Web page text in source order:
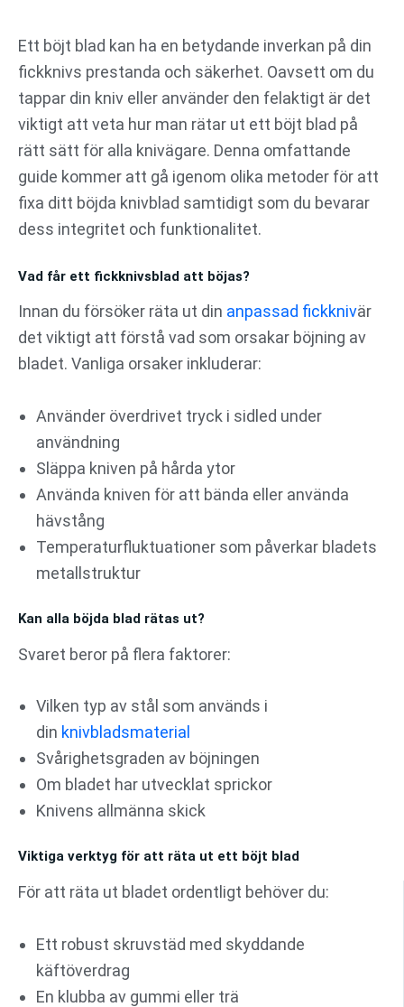
innehåll
Ett böjt blad kan ha en betydande inverkan på din
fickknivs prestanda och säkerhet. Oavsett om du
tappar din kniv eller använder den felaktigt är det
viktigt att veta hur man rätar ut ett böjt blad på
rätt sätt för alla knivägare. Denna omfattande
guide kommer att gå igenom olika metoder för att
fixa ditt böjda knivblad samtidigt som du bevarar
dess integritet och funktionalitet.
Vad får ett fickknivsblad att böjas?
Innan du försöker räta ut din anpassad fickknivär
det viktigt att förstå vad som orsakar böjning av
bladet. Vanliga orsaker inkluderar:
Använder överdrivet tryck i sidled under
användning
Släppa kniven på hårda ytor
Använda kniven för att bända eller använda
hävstång
Temperaturfluktuationer som påverkar bladets
metallstruktur
Kan alla böjda blad rätas ut?
Svaret beror på flera faktorer:
Vilken typ av stål som används i
din knivbladsmaterial
Svårighetsgraden av böjningen
Om bladet har utvecklat sprickor
Knivens allmänna skick
Viktiga verktyg för att räta ut ett böjt blad
För att räta ut bladet ordentligt behöver du:
Ett robust skruvstäd med skyddande
käftöverdrag
En klubba av gummi eller trä